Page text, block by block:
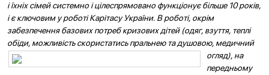
і їхніх сімейсистемно і цілеспрямовано функціонує більше 10 років,
і є ключовим у роботі Карітасу України. В роботі, окрім
забезпечення базових потреб кризових дітей (одяг, взуття, теплі
обіди, можливістьскористатись пральнею та душовою, медичний
огляд), на
передньому